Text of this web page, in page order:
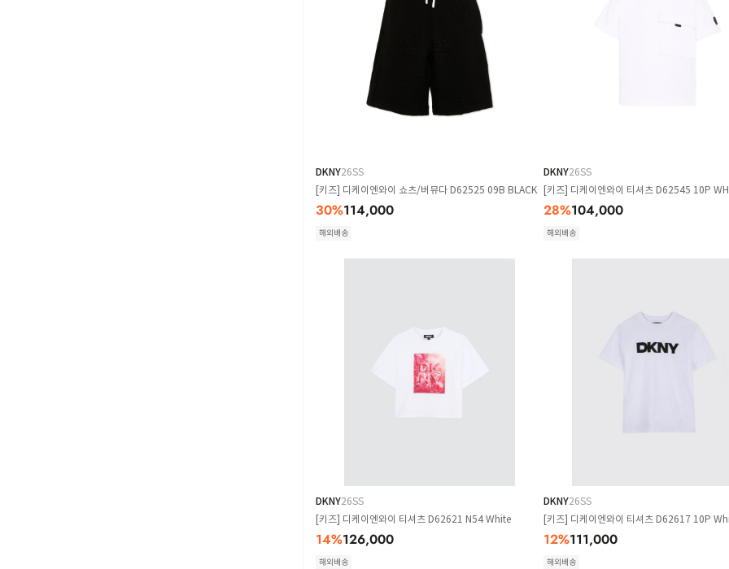
DKNY26SS
[키즈] 디케이엔와이 쇼츠/버뮤다 D62525 09B BLACK
30%114,000
해외배송
DKNY26SS
[키즈] 디케이엔와이 티셔츠 D62545 10P
28%104,000
해외배송
DKNY26SS
[키즈] 디케이엔와이 티셔츠 D62621 N54 White
14%126,000
해외배송
DKNY26SS
[키즈] 디케이엔와이 티셔츠 D62617 10P
12%111,000
해외배송